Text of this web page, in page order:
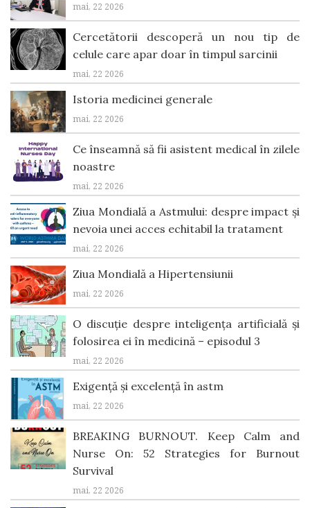
mai, 22 2026
Cercetătorii descoperă un nou tip de
celule care apar doar în timpul sarcinii
mai, 22 2026
Istoria medicinei generale
mai, 22 2026
Ce înseamnă să fii asistent medical în zilele
noastre
mai, 22 2026
Ziua Mondială a Astmului: despre impact și
nevoia unei acces echitabil la tratament
mai, 22 2026
Ziua Mondială a Hipertensiunii
mai, 22 2026
O discuție despre inteligența artificială și
folosirea ei în medicină – episodul 3
mai, 22 2026
Exigență și excelență în astm
mai, 22 2026
BREAKING BURNOUT. Keep Calm and
Nurse On: 52 Strategies for Burnout
Survival
mai, 22 2026